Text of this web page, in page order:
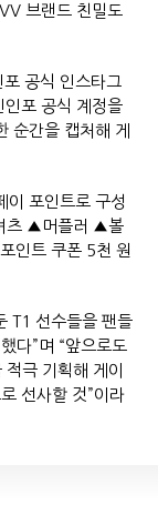
브랜드 친밀도
공식 인스타그
인포 공식 계정을
순간을 캡처해 게
이 포인트로 구성
츠 ▲머플러 ▲볼
인트 쿠폰 5천 원
T1 선수들을 팬들
다”며 “앞으로도
극 기획해 게이
선사할 것”이라